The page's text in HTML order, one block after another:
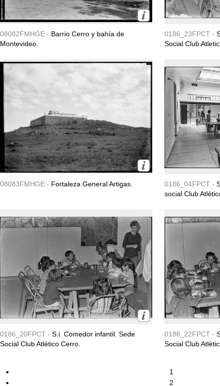
08082FMHGE - Barrio Cerro y bahía de
Montevideo.
0186_23FPCT -
Social Club
08083FMHGE - Fortaleza General Artigas. 0186_04FPCT -
social Club
0186_20FPCT - S.i. Comedor infantil. Sede
Social Club Atlético Cerro.
0186_22FPCT -
Social Club
1
2